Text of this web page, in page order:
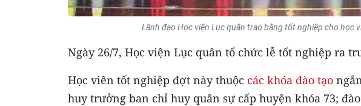
Lãnh đạo Học viện Lục quân trao bằng tốt nghiệp cho học
Ngày 26/7, Học viện Lục quân tổ chức lễ tốt nghiệp ra
Học viên tốt nghiệp đợt này thuộc các khóa đào tạo
huy trưởng ban chỉ huy quân sự cấp huyện khóa 73;